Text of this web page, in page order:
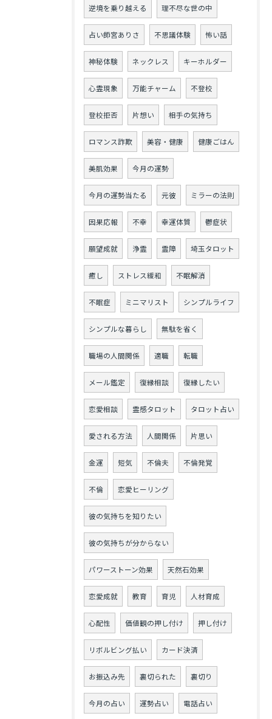
逆境を乗り越える 理不尽な世の中
占い師宮ありさ 不思議体験 怖い話
神秘体験 ネックレス キーホルダー
心霊現象 万能チャーム 不登校
登校拒否 片想い 相手の気持ち
ロマンス詐欺 美容・健康 健康ごはん
美肌効果 今月の運勢
今月の運勢当たる 元彼 ミラーの法則
因果応報 不幸 幸運体質 鬱症状
願望成就 浄霊 霊障 埼玉タロット
癒し ストレス緩和 不眠解消
不眠症 ミニマリスト シンプルライフ
シンプルな暮らし 無駄を省く
職場の人間関係 適職 転職
メール鑑定 復縁相談 復縁したい
恋愛相談 霊感タロット タロット占い
愛される方法 人間関係 片思い
金運 短気 不倫夫 不倫発覚
不倫 恋愛ヒーリング
彼の気持ちを知りたい
彼の気持ちが分からない
パワーストーン効果 天然石効果
恋愛成就 教育 育児 人材育成
心配性 価値観の押し付け 押し付け
リボルビング払い カード決済
お振込み先 裏切られた 裏切り
今月の占い 運勢占い 電話占い